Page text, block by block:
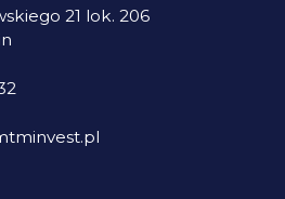
21 lok. 206